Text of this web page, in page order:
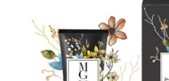
NT$749。
格：
NT$420。